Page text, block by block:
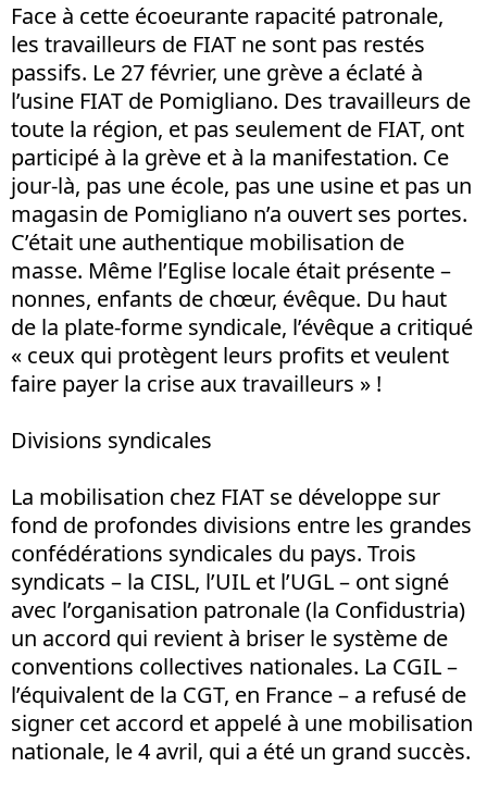
Face à cette écoeurante rapacité patronale,
les travailleurs de FIAT ne sont pas restés
passifs. Le 27 février, une grève a éclaté à
l’usine FIAT de Pomigliano. Des travailleurs de
toute la région, et pas seulement de FIAT, ont
participé à la grève et à la manifestation. Ce
jour-là, pas une école, pas une usine et pas un
magasin de Pomigliano n’a ouvert ses portes.
C’était une authentique mobilisation de
masse. Même l’Eglise locale était présente –
nonnes, enfants de chœur, évêque. Du haut
de la plate-forme syndicale, l’évêque a critiqué
« ceux qui protègent leurs profits et veulent
faire payer la crise aux travailleurs » !
Divisions syndicales
La mobilisation chez FIAT se développe sur
fond de profondes divisions entre les grandes
confédérations syndicales du pays. Trois
syndicats – la CISL, l’UIL et l’UGL – ont signé
avec l’organisation patronale (la Confidustria)
un accord qui revient à briser le système de
conventions collectives nationales. La CGIL –
l’équivalent de la CGT, en France – a refusé de
signer cet accord et appelé à une mobilisation
nationale, le 4 avril, qui a été un grand succès.